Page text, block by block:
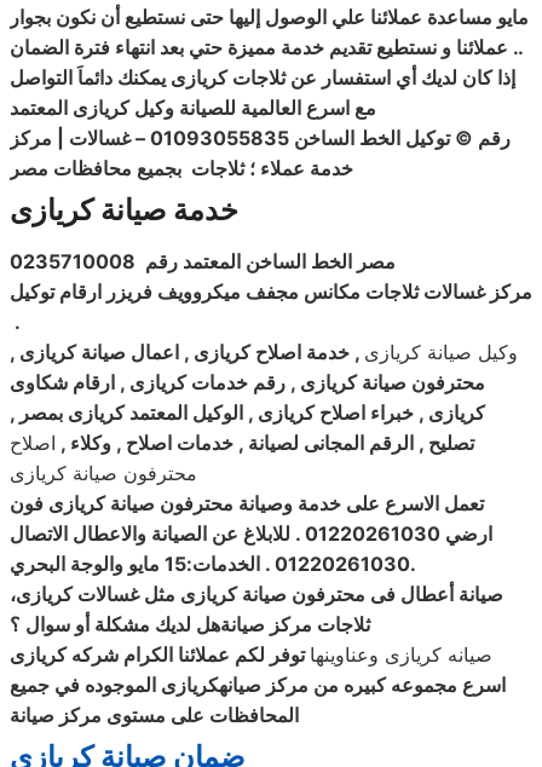
مايو مساعدة عملائنا علي الوصول إليها حتى نستطيع أن نكون بجوار
..
إذا كان لديك أي استفسار عن ثلاجات كريازى يمكنك دائماَ التواصل
مع اسرع العالمية للصيانة وكيل كريازى المعتمد
رقم © توكيل الخط الساخن 01093055835
– غسالات | مركز
خدمة عملاء ؛ ثلاجات بجميع محافظات مصر
خدمة صيانة كريازى
مصر الخط الساخن المعتمد رقم 0235710008
مركز غسالات ثلاجات مكانس مجفف ميكروويف فريزر ارقام توكيل
.
وكيل صيانة كريازى , خدمة اصلاح كريازى , اعمال صيانة كريازى ,
محترفون صيانة كريازى , رقم خدمات كريازى , ارقام شكاوى
كريازى , خبراء اصلاح كريازى , الوكيل المعتمد كريازى بمصر ,
تصليح , الرقم المجانى لصيانة , خدمات اصلاح , وكلاء , اصلاح
تعمل الاسرع على خدمة وصيانة محترفون صيانة كريازى فون
ارضي 01220261030 . للابلاغ عن الصيانة والاعطال الاتصال
01220261030 . الخدمات:15 مايو والوجة البحري.
صيانة أعطال فى محترفون صيانة كريازى مثل غسالات كريازى،
ثلاجات مركز صيانةهل لديك مشكلة أو سوال ؟
صيانه كريازى وعناوينها توفر لكم عملائنا الكرام شركه كريازى
اسرع مجموعه كبيره من مركز صيانهكريازى الموجوده في جميع
المحافظات على مستوى مركز صيانة
ضمان صيانة كريازى